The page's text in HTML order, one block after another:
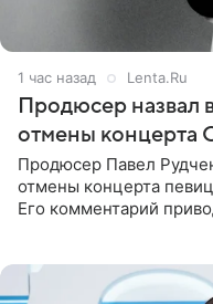
1 час назад Lenta.Ru
Продюсер назвал
отмены концерта
Продюсер Павел
отмены концерта
Его комментарий